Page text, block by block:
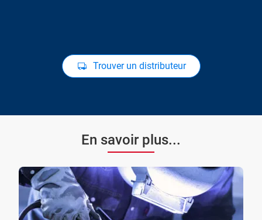
Trouver un distributeur
En savoir plus...